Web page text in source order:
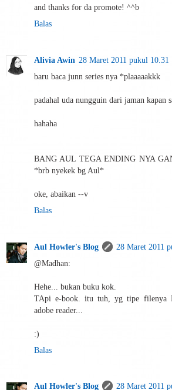
and thanks for da promote! ^^b
Balas
Alivia Awin 28 Maret 2011 pukul 10.31
baru baca junn series nya *plaaaaakkk
padahal uda nungguin dari jaman kapan
hahaha
BANG AUL TEGA ENDING NYA
*brb nyekek bg Aul*
oke, abaikan --v
Balas
Aul Howler's Blog
28 Maret 2011
@Madhan:
Hehe... bukan buku kok.
TApi e-book. itu tuh, yg tipe filenya
adobe reader...
:)
Balas
Aul Howler's Blog 28 Maret 2011